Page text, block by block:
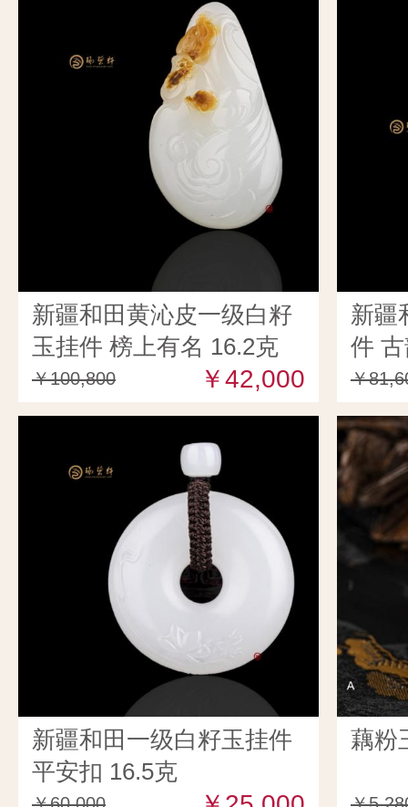
新疆和田黄沁皮一级白籽
玉挂件 榜上有名 16.2克
￥100,800 ￥42,000
新疆
件
￥
新疆和田一级白籽玉挂件
平安扣 16.5克
藕粉